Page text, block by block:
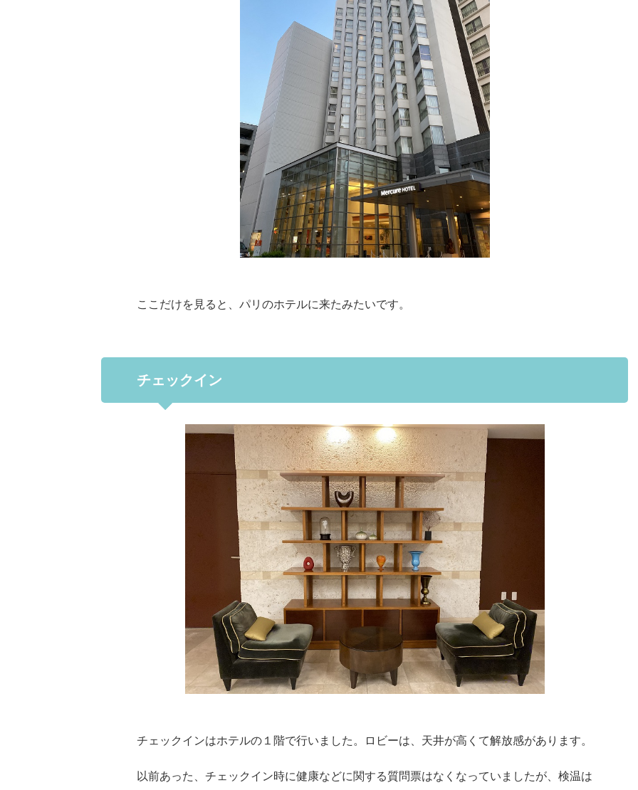
ここだけを見ると、パリのホテルに来たみたいです。
チェックイン
チェックインはホテルの１階で行いました。ロビーは、天井が高くて解放感があります。
以前あった、チェックイン時に健康などに関する質問票はなくなっていましたが、検温は